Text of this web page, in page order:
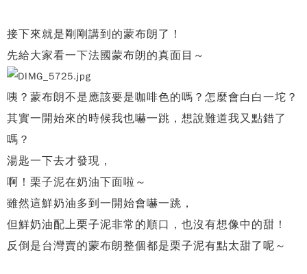
接下來就是剛剛講到的蒙布朗了！
先給大家看一下法國蒙布朗的真面目～
咦？蒙布朗不是應該要是咖啡色的嗎？怎麼會白白一坨？
其實一開始來的時候我也嚇一跳，想說難道我又點錯了
嗎？
湯匙一下去才發現，
啊！栗子泥在奶油下面啦～
雖然這鮮奶油多到一開始會嚇一跳，
但鮮奶油配上栗子泥非常的順口，也沒有想像中的甜！
反倒是台灣賣的蒙布朗整個都是栗子泥有點太甜了呢～